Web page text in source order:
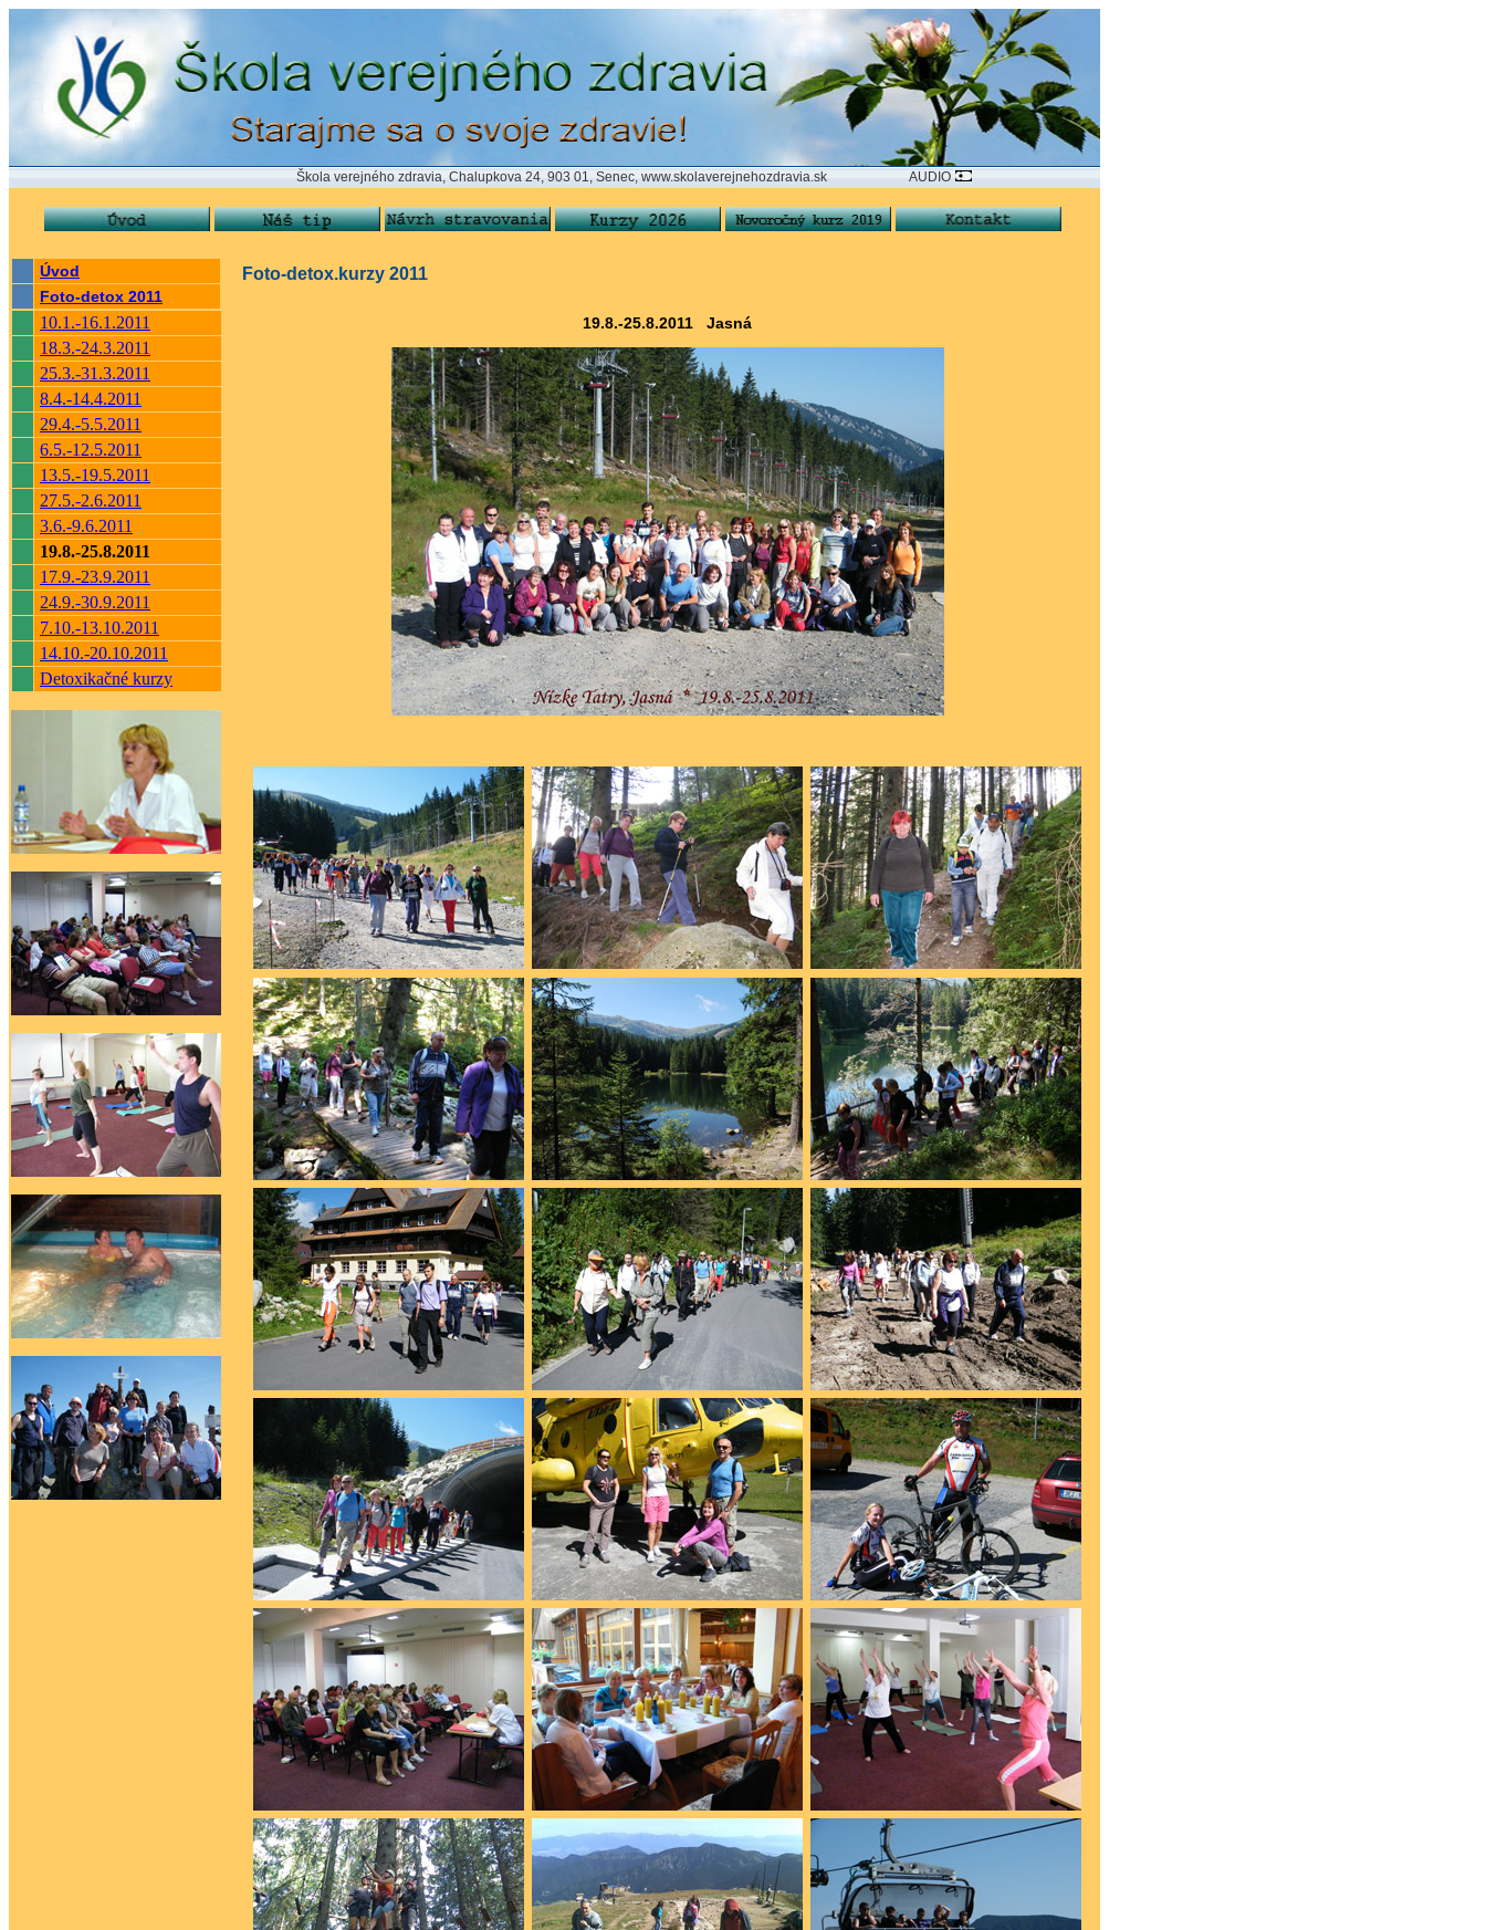
Škola verejného zdravia, Chalupkova 24, 903 01, Senec, www.skolaverejnehozdravia.sk AUDIO
Úvod
Foto-detox 2011
10.1.-16.1.2011
18.3.-24.3.2011
25.3.-31.3.2011
8.4.-14.4.2011
29.4.-5.5.2011
6.5.-12.5.2011
13.5.-19.5.2011
27.5.-2.6.2011
3.6.-9.6.2011
19.8.-25.8.2011
17.9.-23.9.2011
24.9.-30.9.2011
7.10.-13.10.2011
14.10.-20.10.2011
Detoxikačné kurzy
Foto-detox.kurzy 2011
19.8.-25.8.2011 Jasná